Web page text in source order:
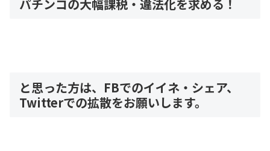
パチンコの大幅課税・違法化を求める！
と思った方は、FBでのイイネ・シェア、
Twitterでの拡散をお願いします。